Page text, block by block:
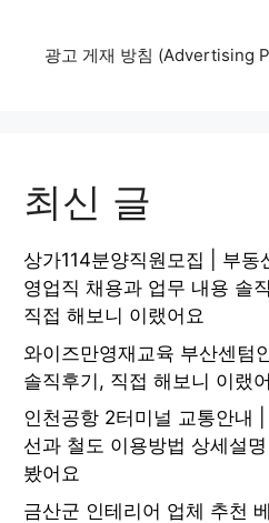
광고 게재 방침 (Advertising
최신 글
상가114분양직원모집 | 부동
영업직 채용과 업무 내용 솔
직접 해보니 이랬어요
와이즈만영재교육 부산센텀
솔직후기, 직접 해보니 이랬
인천공항 2터미널 교통안내
선과 철도 이용방법 상세설
봤어요
금산군 인테리어 업체 추천